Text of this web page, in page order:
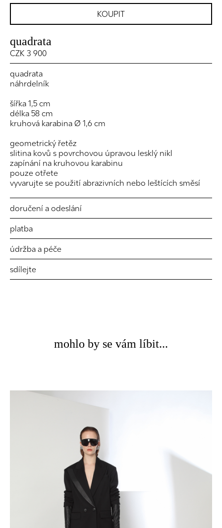
KOUPIT
quadrata
CZK 3 900
quadrata
náhrdelník
šířka 1,5 cm
délka 58 cm
kruhová karabina Ø 1,6 cm
geometrický řetěz
slitina kovů s povrchovou úpravou lesklý nikl
zapínání na kruhovou karabinu
pouze otřete
vyvarujte se použití abrazivních nebo leštících směsí
doručení a odeslání
platba
údržba a péče
sdílejte
mohlo by se vám líbit...